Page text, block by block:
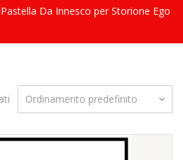
Da Innesco per Storione Ego